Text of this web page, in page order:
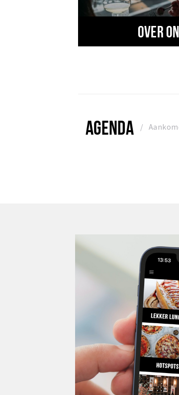
Over
AGENDA